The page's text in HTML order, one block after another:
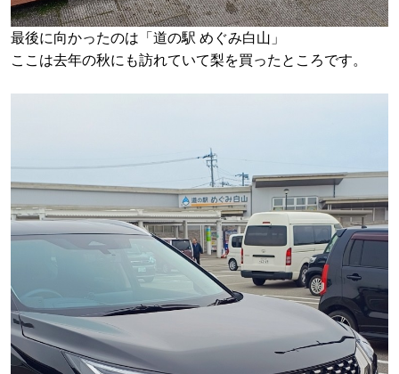
最後に向かったのは「道の駅 めぐみ白山」
ここは去年の秋にも訪れていて梨を買ったところです。